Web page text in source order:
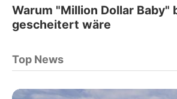
Warum "Million Dollar Baby"
gescheitert wäre
Top News